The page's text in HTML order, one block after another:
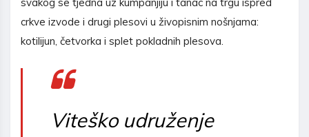
crkve izvode i drugi plesovi u živopisnim nošnjama:
kotilijun, četvorka i splet pokladnih plesova.
Viteško udruženje